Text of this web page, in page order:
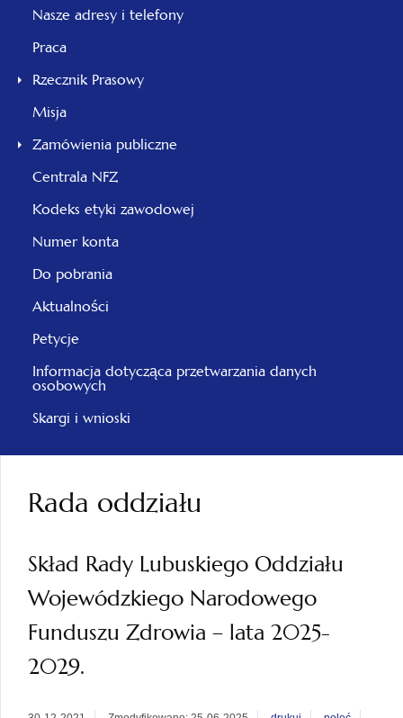
Nasze adresy i telefony
Praca
Rzecznik Prasowy
Misja
Zamówienia publiczne
Centrala NFZ
Kodeks etyki zawodowej
Numer konta
Do pobrania
Aktualności
Petycje
Informacja dotycząca przetwarzania danych
osobowych
Skargi i wnioski
Rada oddziału
Skład Rady Lubuskiego Oddziału
Wojewódzkiego Narodowego
Funduszu Zdrowia – lata 2025-
2029.